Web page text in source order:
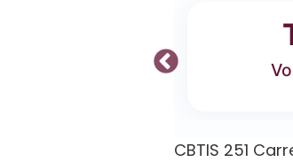
CBTIS 251